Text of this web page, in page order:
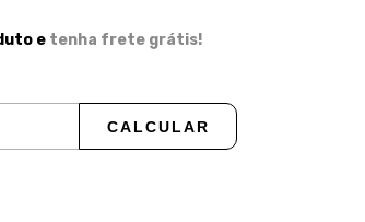
e tenha frete grátis!
CALCULAR